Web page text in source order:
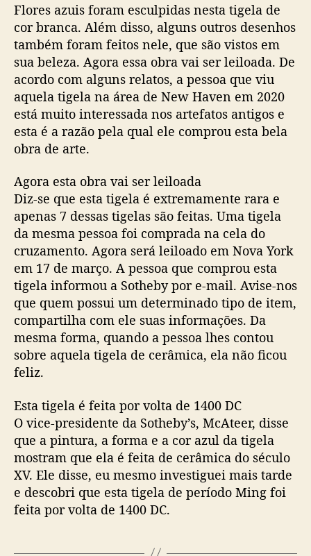
Flores azuis foram esculpidas nesta tigela de
cor branca. Além disso, alguns outros desenhos
também foram feitos nele, que são vistos em
sua beleza. Agora essa obra vai ser leiloada. De
acordo com alguns relatos, a pessoa que viu
aquela tigela na área de New Haven em 2020
está muito interessada nos artefatos antigos e
esta é a razão pela qual ele comprou esta bela
obra de arte.
Agora esta obra vai ser leiloada
Diz-se que esta tigela é extremamente rara e
apenas 7 dessas tigelas são feitas. Uma tigela
da mesma pessoa foi comprada na cela do
cruzamento. Agora será leiloado em Nova York
em 17 de março. A pessoa que comprou esta
tigela informou a Sotheby por e-mail. Avise-nos
que quem possui um determinado tipo de item,
compartilha com ele suas informações. Da
mesma forma, quando a pessoa lhes contou
sobre aquela tigela de cerâmica, ela não ficou
feliz.
Esta tigela é feita por volta de 1400 DC
O vice-presidente da Sotheby’s, McAteer, disse
que a pintura, a forma e a cor azul da tigela
mostram que ela é feita de cerâmica do século
XV. Ele disse, eu mesmo investiguei mais tarde
e descobri que esta tigela de período Ming foi
feita por volta de 1400 DC.